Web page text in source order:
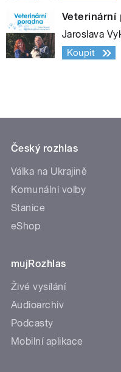
Veterinární
Jaroslava
Koupit
Český rozhlas
Válka na Ukrajině
Komunální volby
Stanice
eShop
mujRozhlas
Živé vysílání
Audioarchiv
Podcasty
Mobilní aplikace